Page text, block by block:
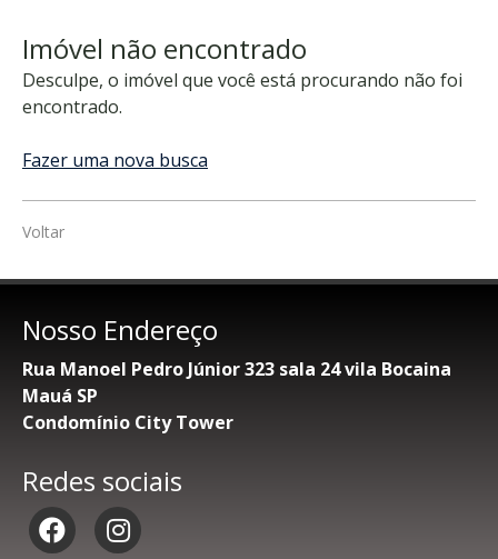
Imóvel não encontrado
Desculpe, o imóvel que você está procurando não foi
encontrado.
Fazer uma nova busca
Voltar
Nosso Endereço
Rua Manoel Pedro Júnior 323 sala 24 vila Bocaina
Mauá SP
Condomínio City Tower
Redes sociais